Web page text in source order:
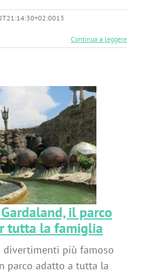
13
Continua a leggere
il parco
tutta la famiglia
divertimenti più famoso
parco adatto a tutta la